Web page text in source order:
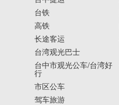
台铁
高铁
长途客运
台湾观光巴士
台中市观光公车/台湾好
行
市区公车
驾车旅游